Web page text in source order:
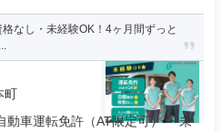
なし・未経験OK！4ヶ月間ずっと
町
動車運転免許（AT限定可） ・未